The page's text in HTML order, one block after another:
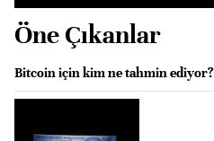
Öne Çıkanlar
Bitcoin için kim ne tahmin ediyor?